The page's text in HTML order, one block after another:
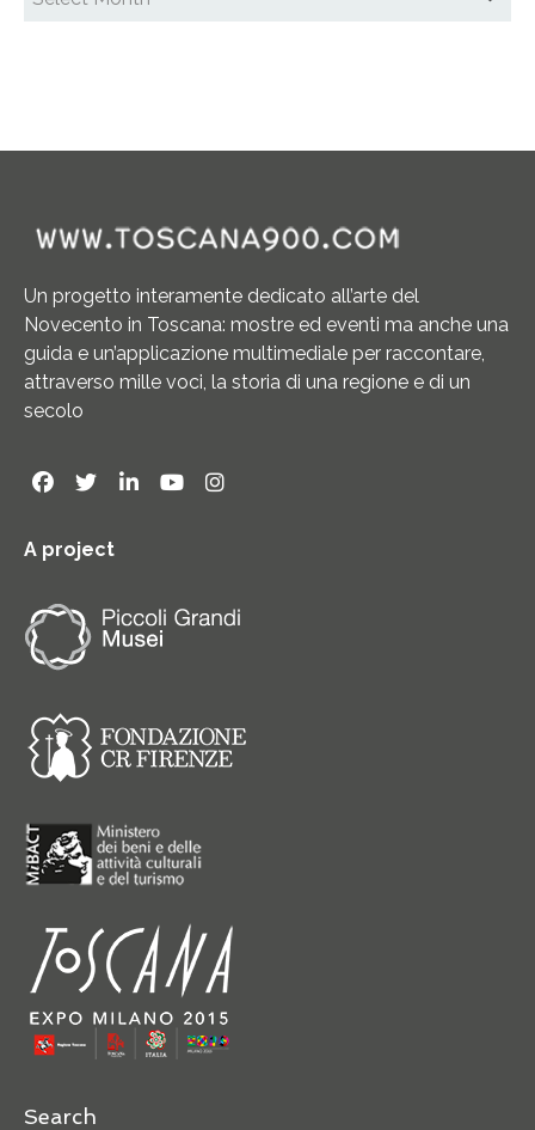
Un progetto interamente dedicato all’arte del
Novecento in Toscana: mostre ed eventi ma anche una
guida e un’applicazione multimediale per raccontare,
attraverso mille voci, la storia di una regione e di un
secolo
A project
Search